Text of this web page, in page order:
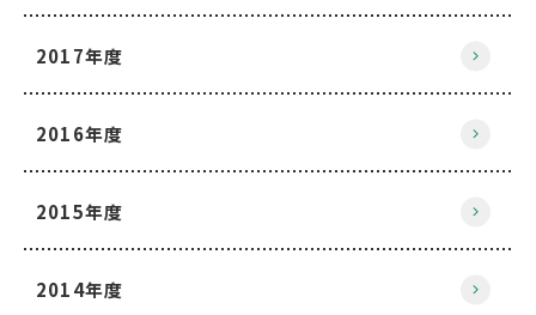
2017年度
2016年度
2015年度
2014年度